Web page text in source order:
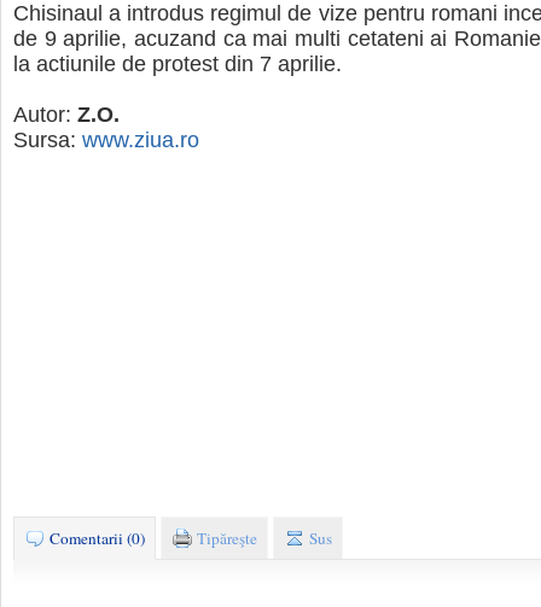
Chisinaul a introdus regimul de vize pentru romani
de 9 aprilie, acuzand ca mai multi cetateni ai
la actiunile de protest din 7 aprilie.
Autor: Z.O.
Sursa: www.ziua.ro
Comentarii (0) Tipăreşte Sus